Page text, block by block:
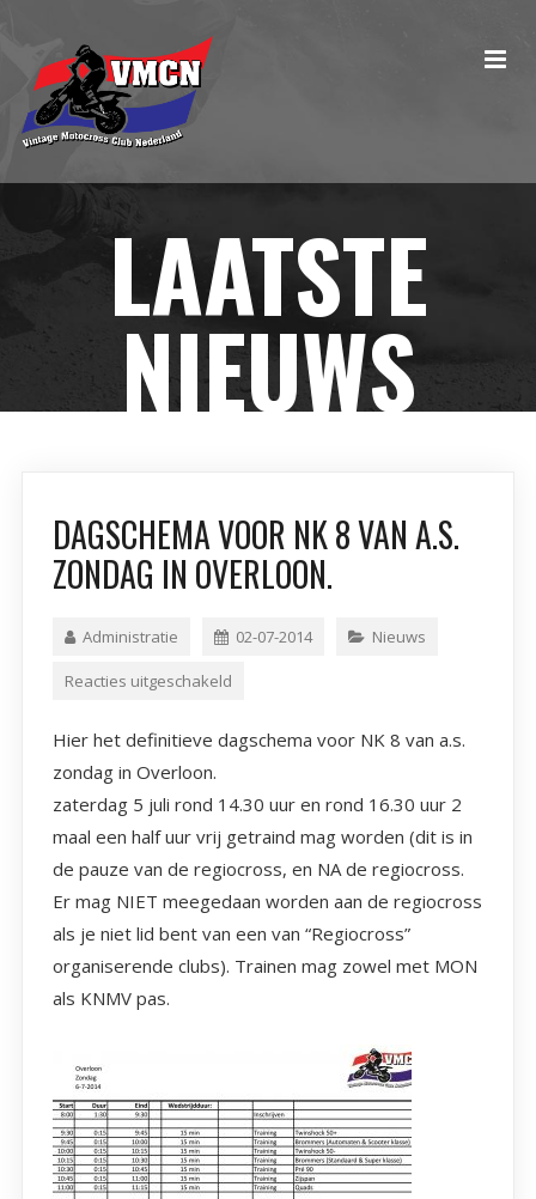
LAATSTE
NIEUWS
DAGSCHEMA VOOR NK 8 VAN A.S.
ZONDAG IN OVERLOON.
Administratie 02-07-2014 Nieuws
Reacties uitgeschakeld
Hier het definitieve dagschema voor NK 8 van a.s.
zondag in Overloon.
zaterdag 5 juli rond 14.30 uur en rond 16.30 uur 2
maal een half uur vrij getraind mag worden (dit is in
de pauze van de regiocross, en NA de regiocross.
Er mag NIET meegedaan worden aan de regiocross
als je niet lid bent van een van “Regiocross”
organiserende clubs). Trainen mag zowel met MON
als KNMV pas.